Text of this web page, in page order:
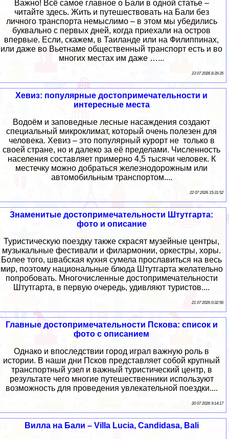
Важно! Всё самое главное о Бали в одной статье –
читайте здесь. Жить и путешествовать на Бали без
личного транспорта немыслимо – в этом мы убедились
буквально с первых дней, когда приехали на остров
впервые. Если, скажем, в Таиланде или на Филиппинах,
или даже во Вьетнаме общественный транспорт есть и во
многих местах им даже …...
23 07 2026 8:39:35
Хевиз: популярные достопримечательности и
интересные места
Водоём и заповедные лесные насаждения создают
специальный микроклимат, который очень полезен для
человека. Хевиз – это популярный курорт не только в
своей стране, но и далеко за её пределами. Численность
населения составляет примерно 4,5 тысячи человек. К
местечку можно добраться железнодорожным или
автомобильным транспортом....
22 07 2026 15:31:52
Знаменитые достопримечательности Штутгарта:
фото и описание
Туристическую поездку также скрасят музейные центры,
музыкальные фестивали и филармонии, оркестры, хоры.
Более того, швабская кухня сумела прославиться на весь
мир, поэтому национальные блюда Штутгарта желательно
попробовать. Многочисленные достопримечательности
Штутгарта, в первую очередь, удивляют туристов....
21 07 2026 0:32:56
Главные достопримечательности Пскова: список и
фото с описанием
Однако и впоследствии город играл важную роль в
истории. В наши дни Псков представляет собой крупный
транспортный узел и важный туристический центр, в
результате чего многие путешественники используют
возможность для проведения увлекательной поездки....
20 07 2026 9:14:17
Вилла на Бали – Villa Lucia, Candidasa, Bali